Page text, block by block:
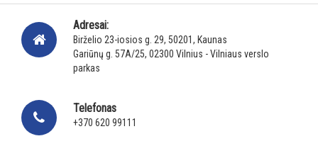
Adresai:
Birželio 23-iosios g. 29, 50201, Kaunas
Gariūnų g. 57A/25, 02300 Vilnius - Vilniaus verslo
parkas
Telefonas
+370 620 99111